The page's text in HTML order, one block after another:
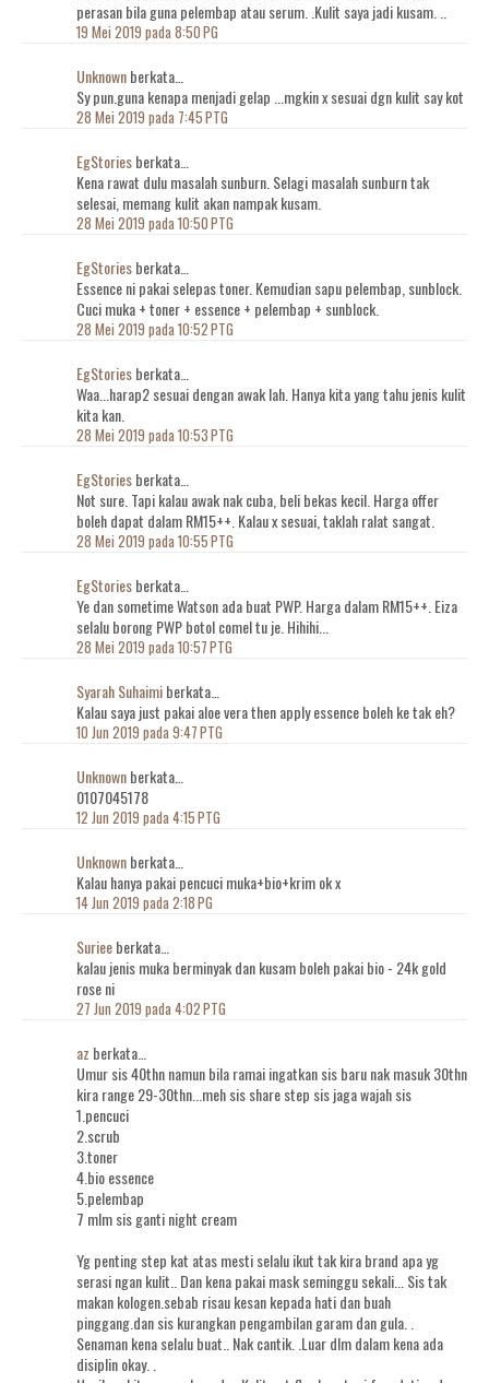
perasan bila guna pelembap atau serum. .Kulit saya jadi kusam. ..
19 Mei 2019 pada 8:50 PG
Unknownberkata…
Sy pun.guna kenapa menjadi gelap ...mgkin x sesuai dgn kulit say kot
28 Mei 2019 pada 7:45 PTG
EgStoriesberkata…
Kena rawat dulu masalah sunburn. Selagi masalah sunburn tak
selesai, memang kulit akan nampak kusam.
28 Mei 2019 pada 10:50 PTG
EgStoriesberkata…
Essence ni pakai selepas toner. Kemudian sapu pelembap, sunblock.
Cuci muka + toner + essence + pelembap + sunblock.
28 Mei 2019 pada 10:52 PTG
EgStoriesberkata…
Waa...harap2 sesuai dengan awak lah. Hanya kita yang tahu jenis kulit
kita kan.
28 Mei 2019 pada 10:53 PTG
EgStoriesberkata…
Not sure. Tapi kalau awak nak cuba, beli bekas kecil. Harga offer
boleh dapat dalam RM15++. Kalau x sesuai, taklah ralat sangat.
28 Mei 2019 pada 10:55 PTG
EgStoriesberkata…
Ye dan sometime Watson ada buat PWP. Harga dalam RM15++. Eiza
selalu borong PWP botol comel tu je. Hihihi...
28 Mei 2019 pada 10:57 PTG
Syarah Suhaimiberkata…
Kalau saya just pakai aloe vera then apply essence boleh ke tak eh?
10 Jun 2019 pada 9:47 PTG
Unknownberkata…
0107045178
12 Jun 2019 pada 4:15 PTG
Unknownberkata…
Kalau hanya pakai pencuci muka+bio+krim ok x
14 Jun 2019 pada 2:18 PG
Surieeberkata…
kalau jenis muka berminyak dan kusam boleh pakai bio - 24k gold
rose ni
27 Jun 2019 pada 4:02 PTG
az berkata…
Umur sis 40thn namun bila ramai ingatkan sis baru nak masuk 30thn
kira range 29-30thn...meh sis share step sis jaga wajah sis
1.pencuci
2.scrub
3.toner
4.bio essence
5.pelembap
7 mlm sis ganti night cream
Yg penting step kat atas mesti selalu ikut tak kira brand apa yg
serasi ngan kulit.. Dan kena pakai mask seminggu sekali... Sis tak
makan kologen.sebab risau kesan kepada hati dan buah
pinggang.dan sis kurangkan pengambilan garam dan gula. .
Senaman kena selalu buat.. Nak cantik. .Luar dlm dalam kena ada
disiplin okay. .